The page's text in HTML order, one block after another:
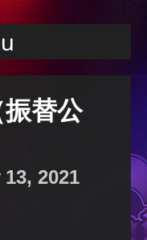
替公
13, 2021